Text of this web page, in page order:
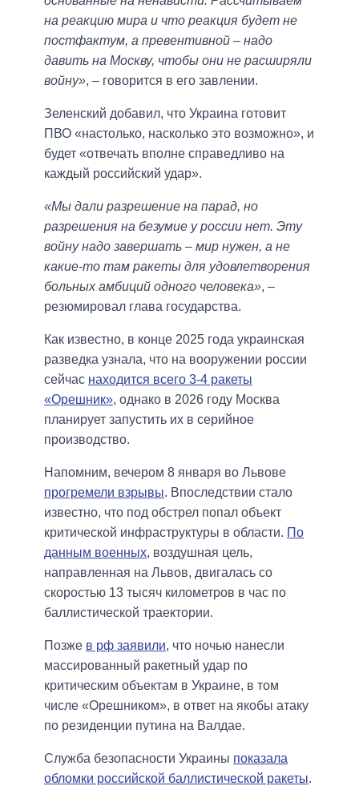
на реакцию мира и что реакция будет не
постфактум, а превентивной – надо
давить на Москву, чтобы они не расширяли
войну», – говорится в его завлении.
Зеленский добавил, что Украина готовит
ПВО «настолько, насколько это возможно», и
будет «отвечать вполне справедливо на
каждый российский удар».
«Мы дали разрешение на парад, но
разрешения на безумие у россии нет. Эту
войну надо завершать – мир нужен, а не
какие-то там ракеты для удовлетворения
больных амбиций одного человека», –
резюмировал глава государства.
Как известно, в конце 2025 года украинская
разведка узнала, что на вооружении россии
сейчас находится всего 3-4 ракеты
«Орешник», однако в 2026 году Москва
планирует запустить их в серийное
производство.
Напомним, вечером 8 января во Львове
прогремели взрывы. Впоследствии стало
известно, что под обстрел попал объект
критической инфраструктуры в области. По
данным военных, воздушная цель,
направленная на Львов, двигалась со
скоростью 13 тысяч километров в час по
баллистической траектории.
Позже в рф заявили, что ночью нанесли
массированный ракетный удар по
критическим объектам в Украине, в том
числе «Орешником», в ответ на якобы атаку
по резиденции путина на Валдае.
Служба безопасности Украины показала
обломки российской баллистической ракеты.